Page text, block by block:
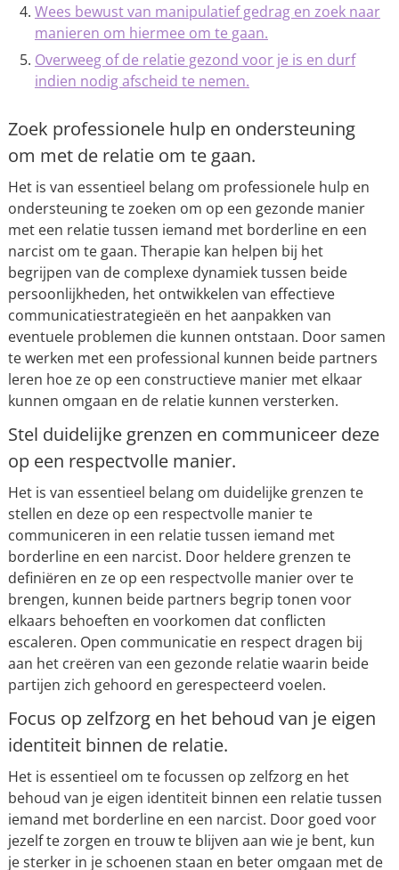
Wees bewust van manipulatief gedrag en zoek naar
manieren om hiermee om te gaan.
Overweeg of de relatie gezond voor je is en durf
indien nodig afscheid te nemen.
Zoek professionele hulp en ondersteuning
om met de relatie om te gaan.
Het is van essentieel belang om professionele hulp en
ondersteuning te zoeken om op een gezonde manier
met een relatie tussen iemand met borderline en een
narcist om te gaan. Therapie kan helpen bij het
begrijpen van de complexe dynamiek tussen beide
persoonlijkheden, het ontwikkelen van effectieve
communicatiestrategieën en het aanpakken van
eventuele problemen die kunnen ontstaan. Door samen
te werken met een professional kunnen beide partners
leren hoe ze op een constructieve manier met elkaar
kunnen omgaan en de relatie kunnen versterken.
Stel duidelijke grenzen en communiceer deze
op een respectvolle manier.
Het is van essentieel belang om duidelijke grenzen te
stellen en deze op een respectvolle manier te
communiceren in een relatie tussen iemand met
borderline en een narcist. Door heldere grenzen te
definiëren en ze op een respectvolle manier over te
brengen, kunnen beide partners begrip tonen voor
elkaars behoeften en voorkomen dat conflicten
escaleren. Open communicatie en respect dragen bij
aan het creëren van een gezonde relatie waarin beide
partijen zich gehoord en gerespecteerd voelen.
Focus op zelfzorg en het behoud van je eigen
identiteit binnen de relatie.
Het is essentieel om te focussen op zelfzorg en het
behoud van je eigen identiteit binnen een relatie tussen
iemand met borderline en een narcist. Door goed voor
jezelf te zorgen en trouw te blijven aan wie je bent, kun
je sterker in je schoenen staan en beter omgaan met de